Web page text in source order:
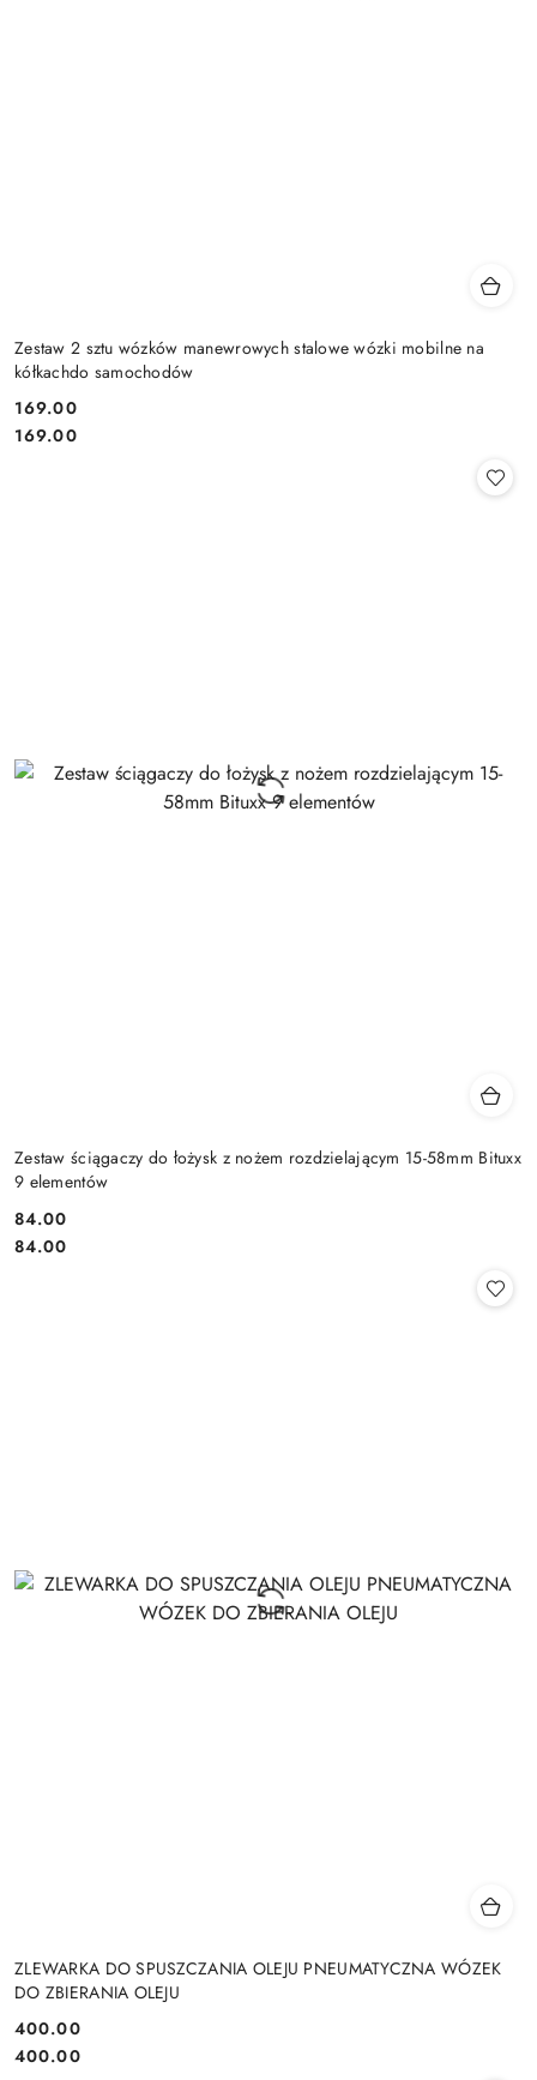
Zestaw 2 sztu wózków manewrowych stalowe wózki mobilne na
kółkachdo samochodów
Cena:
169.00
Cena:
169.00
Zestaw ściągaczy do łożysk z nożem rozdzielającym 15-58mm Bituxx
9 elementów
Cena:
84.00
Cena:
84.00
ZLEWARKA DO SPUSZCZANIA OLEJU PNEUMATYCZNA WÓZEK
DO ZBIERANIA OLEJU
Cena:
400.00
Cena:
400.00